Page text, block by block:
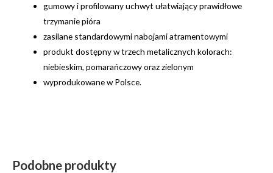
gumowy i profilowany uchwyt ułatwiający prawidłowe
trzymanie pióra
zasilane standardowymi nabojami atramentowymi
produkt dostępny w trzech metalicznych kolorach:
niebieskim, pomarańczowy oraz zielonym
wyprodukowane w Polsce.
Podobne produkty